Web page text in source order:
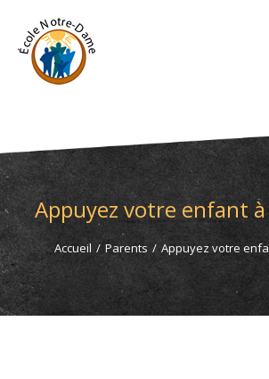
Appuyez votre enfant
Accueil / Parents / Appuyez votre